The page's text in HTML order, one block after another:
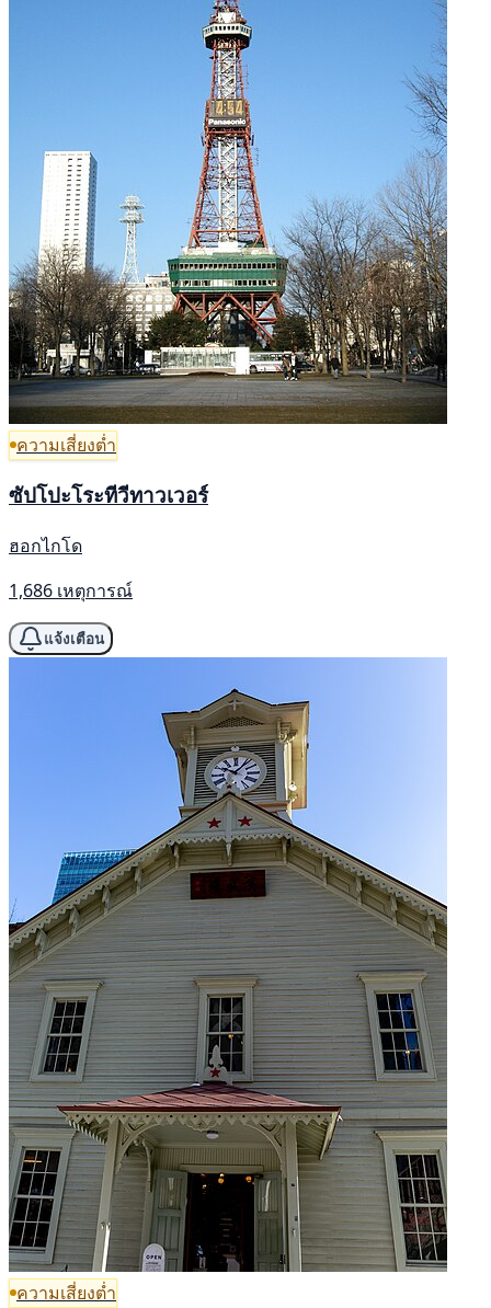
ความเสี่ยงต่ำ
ซัปโปะโระทีวีทาวเวอร์
ฮอกไกโด
1,686 เหตุการณ์
แจ้งเตือน
ความเสี่ยงต่ำ